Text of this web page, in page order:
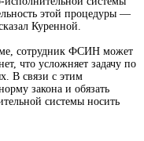
этой процедуры —
Куренной.
сотрудник ФСИН может
что усложняет задачу по
В связи с этим
закона и обязать
системы носить